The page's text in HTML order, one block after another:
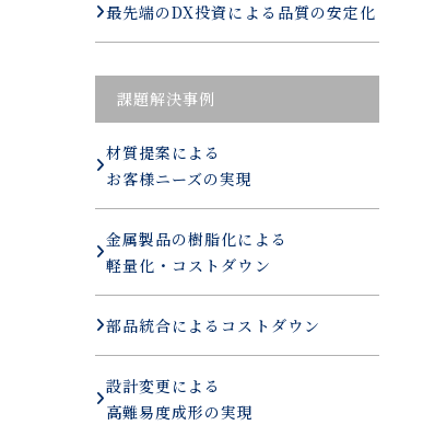
最先端のDX投資による品質の安定化
課題解決事例
材質提案による
お客様ニーズの実現
金属製品の樹脂化による
軽量化・コストダウン
部品統合によるコストダウン
設計変更による
高難易度成形の実現